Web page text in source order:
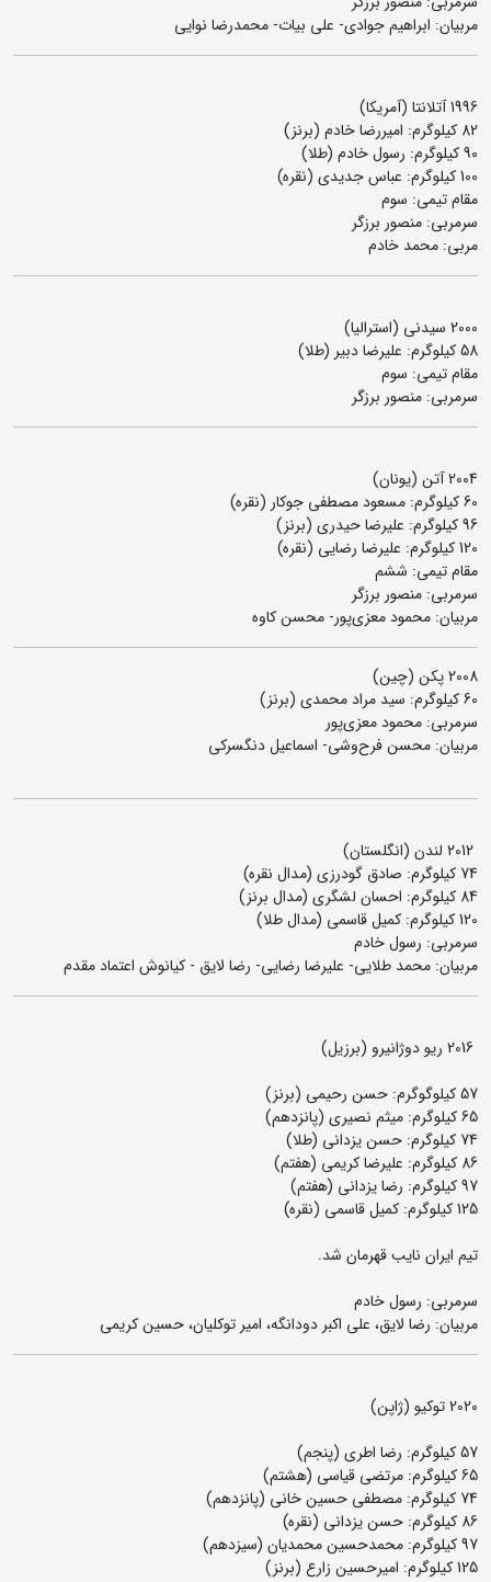
مربیان: ابراهیم جوادی- علی بیات- محمدرضا نوایی
1996 آتلانتا (آمریکا)
82 کیلوگرم: امیررضا خادم (برنز)
90 کیلوگرم:‌ رسول خادم (طلا)
100 کیلوگرم: عباس جدیدی (نقره)
مقام تیمی: سوم
سرمربی: منصور برزگر
مربی: محمد خادم
2000 سیدنی (استرالیا)
58 کیلوگرم: علیرضا دبیر (طلا)
مقام تیمی: سوم
سرمربی: منصور برزگر
2004 آتن (یونان)
60 کیلوگرم: مسعود مصطفی جوکار (نقره)
96 کیلوگرم:‌ علیرضا حیدری (برنز)
120 کیلوگرم: علیرضا رضایی (نقره)
مقام تیمی: ششم
سرمربی: منصور برزگر
مربیان: محمود معزی‌پور- محسن کاوه
2008 پکن (چین)
60 کیلوگرم: سید مراد محمدی (برنز)
سرمربی: محمود معزی‌پور
مربیان: محسن فرح‌وشی- اسماعیل دنگسرکی
74 کیلوگرم: صادق گودرزی (مدال نقره)
84 کیلوگرم: احسان لشگری (مدال برنز)
120 کیلوگرم: کمیل قاسمی (مدال طلا)
سرمربی: رسول خادم
مربیان: محمد طلایی- علیرضا رضایی- رضا لایق - کیانوش اعتماد مقدم
57 کیلوگوگرم: حسن رحیمی (برنز)
65 کیلوگرم: میثم نصیری (پانزدهم)
74 کیلوگرم: حسن یزدانی (طلا)
86 کیلوگرم: علیرضا کریمی (هفتم)
97 کیلوگرم: رضا یزدانی (هفتم)
125 کیلوگرم: کمیل قاسمی (نقره)
تیم ایران نایب قهرمان شد.
سرمربی: رسول خادم
مربیان: رضا لایق، علی اکبر دودانگه، امیر توکلیان، حسین کریمی
2020 توکیو (ژاپن)
57 کیلوگرم: رضا اطری (پنجم)
65 کیلوگرم: مرتضی قیاسی (هشتم)
74 کیلوگرم: مصطفی حسین خانی (پانزدهم)
86 کیلوگرم: حسن یزدانی (نقره)
97 کیلوگرم: محمدحسین محمدیان (سیزدهم)
125 کیلوگرم: امیرحسین زارع (برنز)